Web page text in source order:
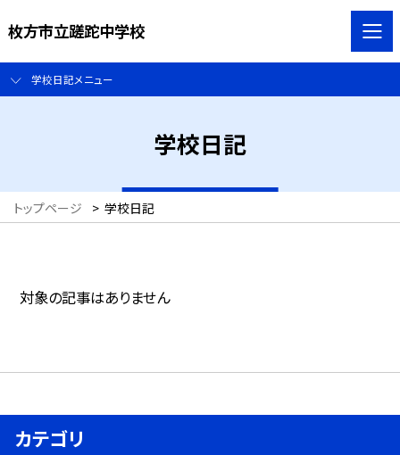
枚方市立蹉跎中学校
学校日記メニュー
学校日記
トップページ > 学校日記
対象の記事はありません
カテゴリ